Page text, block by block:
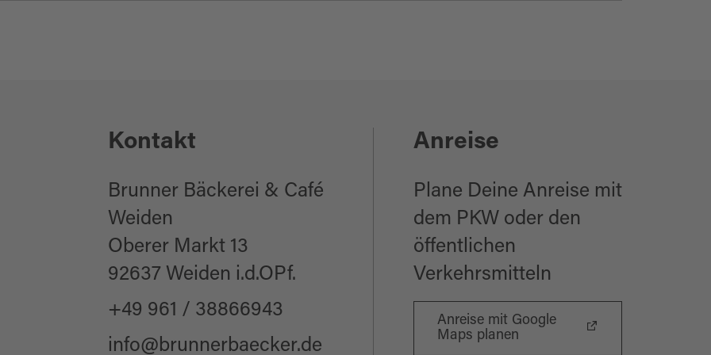
Kontakt
Brunner Bäckerei & Café
Weiden
Oberer Markt 13
92637 Weiden i.d.OPf.
+49 961 / 38866943
info@brunnerbaecker.de
Anreise
Plane Deine Anreise mit
dem PKW oder den
öffentlichen
Verkehrsmitteln
Anreise mit Google
Maps planen